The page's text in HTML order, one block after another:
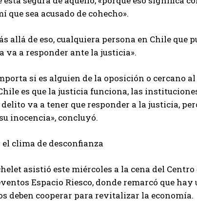
que sea acusado de cohecho».
allá de eso, cualquiera persona en Chile que
va a responder ante la justicia».
si es alguien de la oposición o cercano
es que la justicia funciona, las
va a tener que responder a la justicia,
inocencia», concluyó.
clima de desconfianza
asistió este miércoles a la cena del Centro
Espacio Riesco, donde remarcó que hay
deben cooperar para revitalizar la economía.